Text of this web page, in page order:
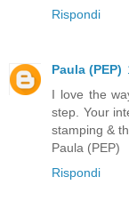
Rispondi
Paula (PEP)
I love the
step. Your
stamping &
Paula (PEP)
Rispondi